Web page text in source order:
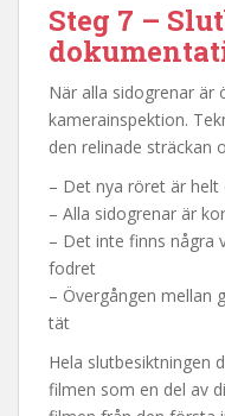
Steg 7 –
När alla sidogrenar är
kamerainspektion.
den relinade sträckan
– Det nya röret är
– Alla sidogrenar är
– Det inte finns några
fodret
– Övergången mellan
tät
Hela slutbesiktningen
filmen som en del av